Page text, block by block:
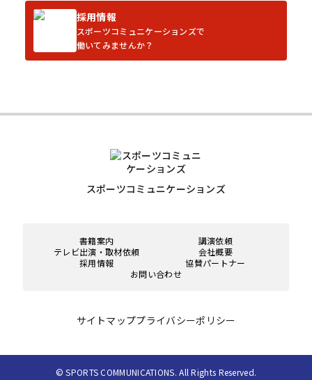
採用情報
スポーツコミュニケーションズで
働いてみませんか？
スポーツコミュニケーションズ
書籍案内
講演依頼
テレビ出演・取材依頼
会社概要
採用情報
協賛パートナー
お問い合わせ
サイトマッププライバシーポリシー
© SPORTS COMMUNICATIONS. All Rights Reserved.